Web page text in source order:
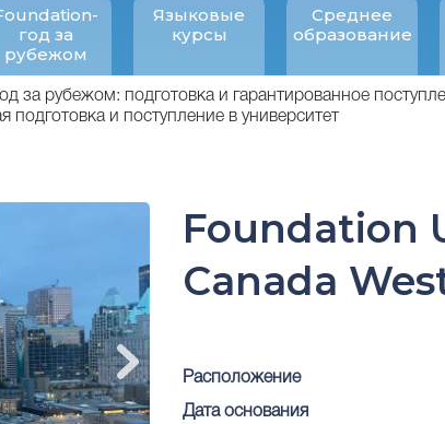
год за
рубежом
Языковые
курсы
Среднее
образование
за рубежом: подготовка и гарантированное
подготовка и поступление в университет
Foundation
Canada
Расположение
Дата основания